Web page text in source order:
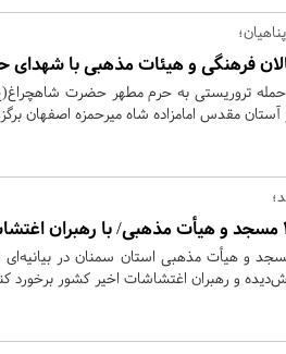
فرهنگی و هیئات مذهبی با شهدای
تروریستی به حرم مطهر حضرت
و هیأت مذهبی استان سمنان در بیانیه‌ای
و رهبران اغتشاشات اخیر کشور برخورد